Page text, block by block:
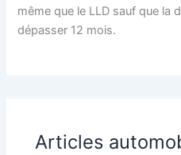
même que le LLD sauf que la
dépasser 12 mois.
Articles